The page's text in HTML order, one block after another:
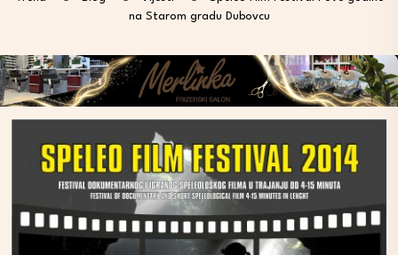
na Starom gradu Dubovcu